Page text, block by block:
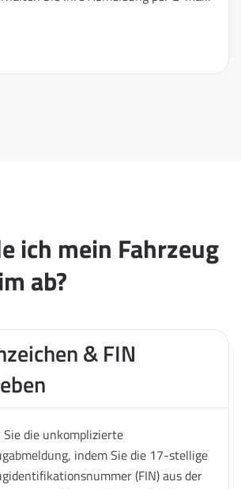
ich mein Fahrzeug
ab?
& FIN
die unkomplizierte
indem Sie die 17-stellige
(FIN) aus der